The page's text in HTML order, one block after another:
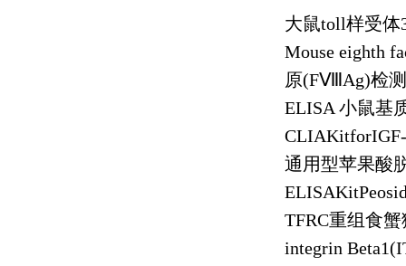
大鼠toll样受体
Mouse eighth
原(FⅧ Ag)检
ELISA 小鼠基
通用型苹果酸
TFRC重组食蟹
integrin